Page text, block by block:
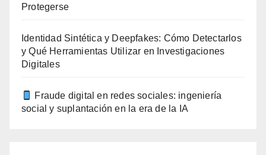
Protegerse
Identidad Sintética y Deepfakes: Cómo Detectarlos
y Qué Herramientas Utilizar en Investigaciones
Digitales
Fraude digital en redes sociales: ingeniería
social y suplantación en la era de la IA